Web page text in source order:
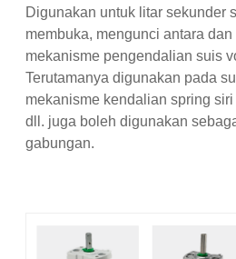
Digunakan untuk litar sekunder
membuka, mengunci antara
mekanisme pengendalian suis
Terutamanya digunakan pada
mekanisme kendalian spring
dll. juga boleh digunakan
gabungan.